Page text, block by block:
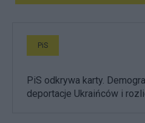
PiS
PiS odkrywa karty.
deportacje Ukraińców i